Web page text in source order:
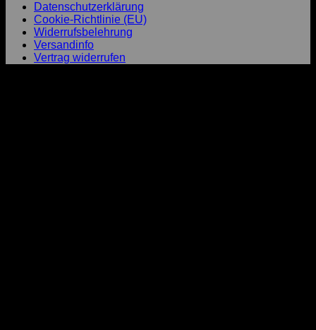
Datenschutzerklärung
Cookie-Richtlinie (EU)
Widerrufsbelehrung
Versandinfo
Vertrag widerrufen